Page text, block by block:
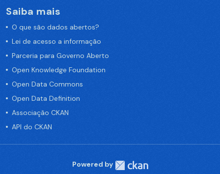
Saiba mais
O que são dados abertos?
Lei de acesso a informação
Parceria para Governo Aberto
Open Knowledge Foundation
Open Data Commons
Open Data Definition
Associação CKAN
API do CKAN
Powered by